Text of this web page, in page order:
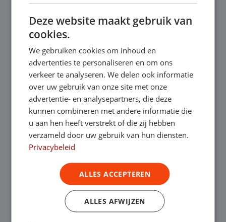
materialen? Ook de grootte van de auto en
het aantal kilometers dat je verwacht te
rijden zijn belangrijke overwegingen.
Duurzaamheid en
toekomstbestendigheid:
Denk ook na over de duurzaamheid en
toekomstbestendigheid van de auto. Met de
toenemende focus op milieu en de
overgang naar elektrisch rijden kan het
kiezen van een hybride of elektrische auto
Deze website maakt gebruik van
cookies.
We gebruiken cookies om inhoud en
advertenties te personaliseren en om ons
verkeer te analyseren. We delen ook informatie
over uw gebruik van onze site met onze
advertentie- en analysepartners, die deze
kunnen combineren met andere informatie die
u aan hen heeft verstrekt of die zij hebben
verzameld door uw gebruik van hun diensten.
Privacybeleid
ALLES ACCEPTEREN
ALLES AFWIJZEN